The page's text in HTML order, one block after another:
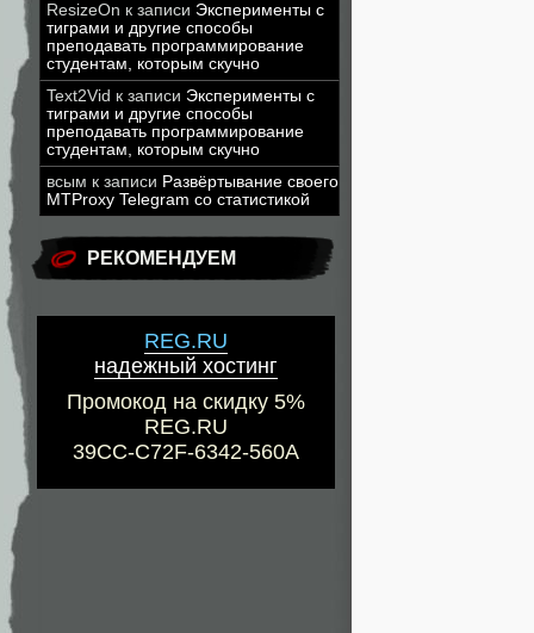
ResizeOn к записи Эксперименты с
тиграми и другие способы
преподавать программирование
студентам, которым скучно
Text2Vid к записи Эксперименты с
тиграми и другие способы
преподавать программирование
студентам, которым скучно
всым к записи Развёртывание своего
MTProxy Telegram со статистикой
РЕКОМЕНДУЕМ
REG.RU
надежный хостинг
Промокод на скидку 5%
REG.RU
39CC-C72F-6342-560A